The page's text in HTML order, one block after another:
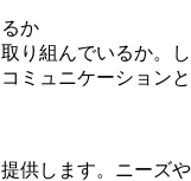
か
り組んでいるか。
ミュニケーション
します。ニーズ